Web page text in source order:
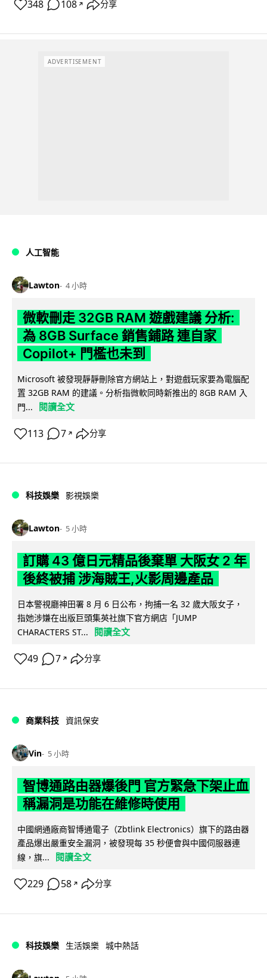
348 108 ↗ 分享
ADVERTISEMENT
人工智能
Lawton 4 小時
微軟刪走 32GB RAM 遊戲建議 分析:
為 8GB Surface 銷售鋪路 連自家
Copilot+ 門檻也未到
Microsoft 被發現靜靜刪除官方網站上，對遊戲玩家要為電腦配
置 32GB RAM 的建議。分析指微軟同時新推出的 8GB RAM 入
門...
閱讀全文
113 7 ↗ 分享
科技娛樂 影視娛樂
Lawton 5 小時
訂購 43 億日元精品後棄單 大阪女 2 年
後終被捕 涉海賊王,火影周邊產品
日本警視廳神田署 8 月 6 日公布，拘捕一名 32 歲大阪女子，
指她涉嫌在出版巨頭集英社旗下官方網店「JUMP
CHARACTERS ST...
閱讀全文
49 7 ↗ 分享
商業科技 資訊保安
Vin 5 小時
智博通路由器爆後門 官方緊急下架止血
稱漏洞是功能在維修時使用
中國網通廠商智博通電子（Zbtlink Electronics）旗下的路由器
產品爆出嚴重安全漏洞，被發現每 35 秒便會與中國伺服器連
線，旗...
閱讀全文
229 58 ↗ 分享
科技娛樂 生活娛樂 城中熱話